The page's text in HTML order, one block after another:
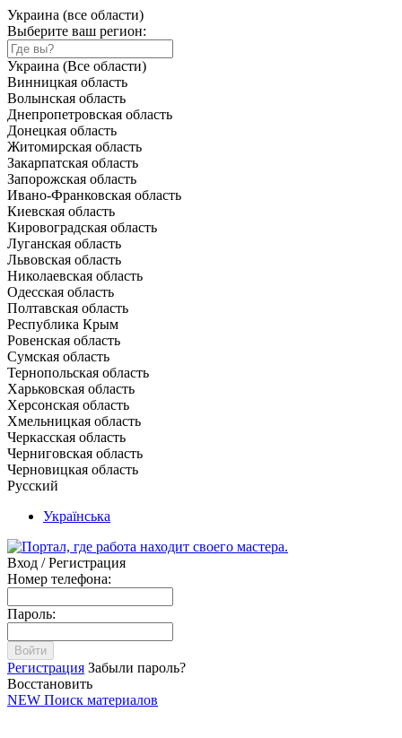
Украина (все области)
Выберите ваш регион:
Украина (Все области)
Винницкая область
Волынская область
Днепропетровская область
Донецкая область
Житомирская область
Закарпатская область
Запорожская область
Ивано-Франковская область
Киевская область
Кировоградская область
Луганская область
Львовская область
Николаевская область
Одесская область
Полтавская область
Республика Крым
Ровенская область
Сумская область
Тернопольская область
Харьковская область
Херсонская область
Хмельницкая область
Черкасская область
Черниговская область
Черновицкая область
Русский
Українська
Вход / Регистрация
Номер телефона:
Пароль:
Войти
Регистрация Забыли пароль?
Восстановить
NEW Поиск материалов